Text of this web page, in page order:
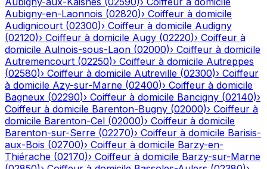
Aubigny-en-Laonnois (02820)› Coiffeur à domicile
Audignicourt (02300)› Coiffeur à domicile Audigny
(02120)› Coiffeur à domicile Augy (02220)› Coiffeur à
domicile Aulnois-sous-Laon (02000)› Coiffeur à domicile
Autremencourt (02250)› Coiffeur à domicile Autreppes
(02580)› Coiffeur à domicile Autreville (02300)› Coiffeur
à domicile Azy-sur-Marne (02400)› Coiffeur à domicile
Bagneux (02290)› Coiffeur à domicile Bancigny (02140)›
Coiffeur à domicile Barenton-Bugny (02000)› Coiffeur à
domicile Barenton-Cel (02000)› Coiffeur à domicile
Barenton-sur-Serre (02270)› Coiffeur à domicile Barisis-
aux-Bois (02700)› Coiffeur à domicile Barzy-en-
Thiérache (02170)› Coiffeur à domicile Barzy-sur-Marne